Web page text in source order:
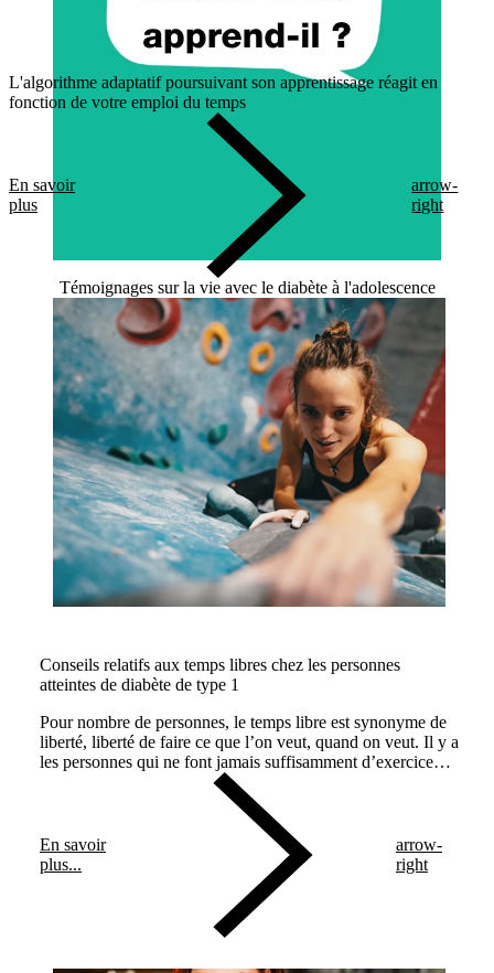
L'algorithme adaptatif poursuivant son apprentissage réagit en
fonction de votre emploi du temps
En savoir
plus
arrow-
right
Témoignages sur la vie avec le diabète à l'adolescence
Conseils relatifs aux temps libres chez les personnes
atteintes de diabète de type 1
Pour nombre de personnes, le temps libre est synonyme de
liberté, liberté de faire ce que l’on veut, quand on veut. Il y a
les personnes qui ne font jamais suffisamment d’exercice
pendant leur temps libre et il y a celles qui préfèrent lire un
livre dans une chaise longue ou aller au cinéma. C’est
exactement la même chose pour les personnes atteintes de
diabète de type 1 si ce n’est que les loisirs actifs nécessitent
moins d'insuline et que ceux passifs qui en demandent plus.
En savoir
plus...
arrow-
right